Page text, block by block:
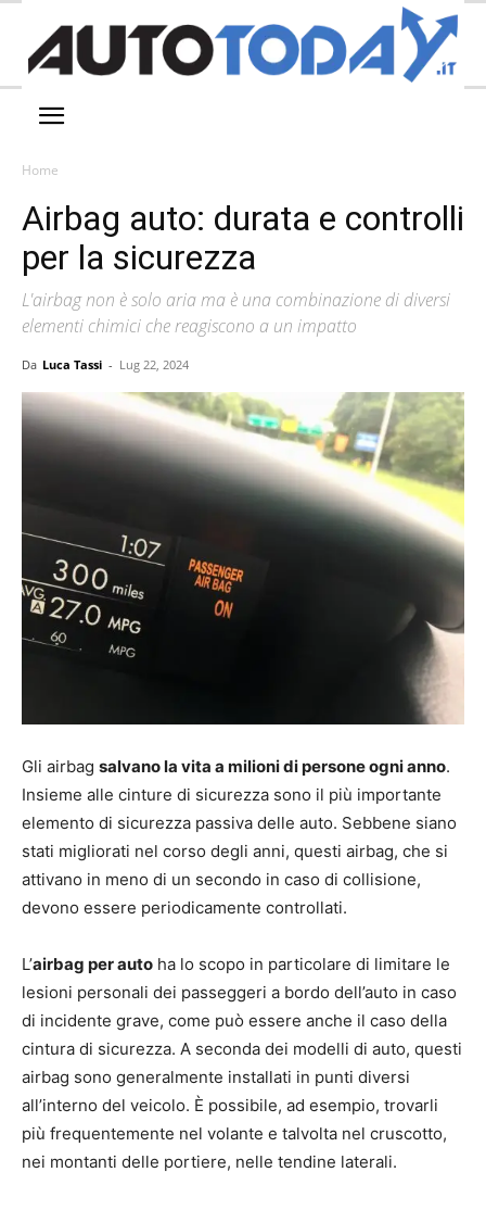
Home
Airbag auto: durata e controlli
per la sicurezza
L'airbag non è solo aria ma è una combinazione di diversi
elementi chimici che reagiscono a un impatto
Da Luca Tassi - Lug 22, 2024
Gli airbag salvano la vita a milioni di persone ogni anno.
Insieme alle cinture di sicurezza sono il più importante
elemento di sicurezza passiva delle auto. Sebbene siano
stati migliorati nel corso degli anni, questi airbag, che si
attivano in meno di un secondo in caso di collisione,
devono essere periodicamente controllati.
L’airbag per auto ha lo scopo in particolare di limitare le
lesioni personali dei passeggeri a bordo dell’auto in caso
di incidente grave, come può essere anche il caso della
cintura di sicurezza. A seconda dei modelli di auto, questi
airbag sono generalmente installati in punti diversi
all’interno del veicolo. È possibile, ad esempio, trovarli
più frequentemente nel volante e talvolta nel cruscotto,
nei montanti delle portiere, nelle tendine laterali.